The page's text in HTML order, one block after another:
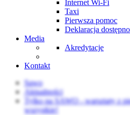
Internet Wi-Fi
Taxi
Pierwsza pomoc
Deklaracja
Media
Akredytacje
Kontakt
Sawo
Aktualności
Tylko na SAWO - warsztaty z
wszystkie!